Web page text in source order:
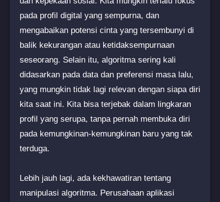
pada profil digital yang sempurna, dan
mengabaikan potensi cinta yang tersembunyi di
balik kekurangan atau ketidaksempurnaan
seseorang. Selain itu, algoritma sering kali
didasarkan pada data dan preferensi masa lalu,
yang mungkin tidak lagi relevan dengan siapa diri
kita saat ini. Kita bisa terjebak dalam lingkaran
profil yang serupa, tanpa pernah membuka diri
pada kemungkinan-kemungkinan baru yang tak
terduga.
Lebih jauh lagi, ada kekhawatiran tentang
manipulasi algoritma. Perusahaan aplikasi